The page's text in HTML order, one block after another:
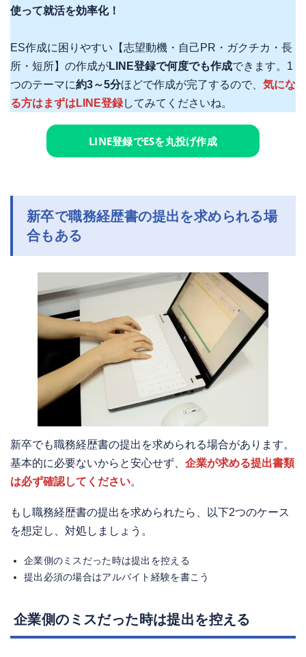
使って就活を効率化！
ES作成に困りやすい【志望動機・自己PR・ガクチカ・長
所・短所】の作成がLINE登録で何度でも作成できます。1
つのテーマに約3～5分ほどで作成が完了するので、 気にな
る方はまずはLINE登録してみてくださいね。
LINE登録でESを丸投げ作成
新卒で職務経歴書の提出を求められる場
合もある
新卒でも職務経歴書の提出を求められる場合があります。
基本的に必要ないからと安心せず、 企業が求める提出書類
は必ず確認してください。
もし職務経歴書の提出を求められたら、以下2つのケース
を想定し、対処しましょう。
企業側のミスだった時は提出を控える
提出必須の場合はアルバイト経験を書こう
企業側のミスだった時は提出を控える